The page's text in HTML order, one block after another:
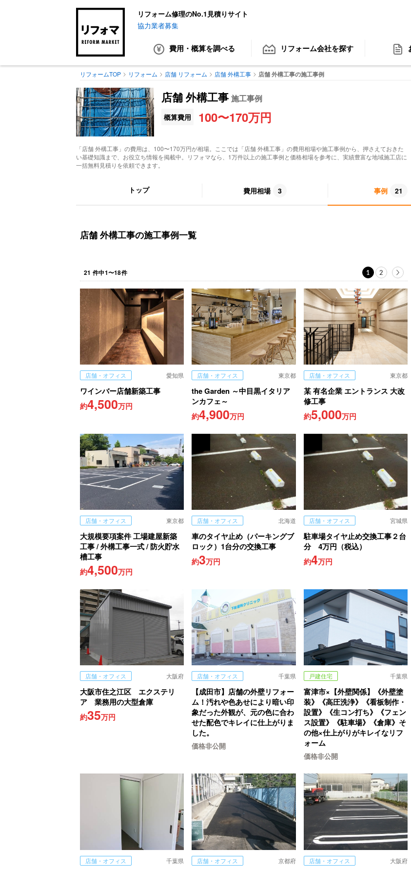
リフォーム修理のNo.1見積りサイト
協力業者募集
費用・概算を調べる リフォーム会社を探す
リフォームTOP リフォーム 店舗 リフォーム 店舗 外構工事 店舗 外構工事の施工事例
店舗 外構工事 施工事例
概算費用 100〜170万円
「店舗 外構工事 」の費用は、100〜170万円が相場。ここでは「店舗 外構工事 」の費用相場や施工事例から、押さえておきた
い基礎知識まで、お役立ち情報を掲載中。リフォマなら、1万件以上の施工事例と価格相場を参考に、実績豊富な地域施工店に
一括無料見積りを依頼できます。
トップ 費用相場 3 事例 21
店舗 外構工事の施工事例一覧
21 件中1〜18件 1 2
店舗・オフィス 愛知県
ワインバー店舗新築工事
約4,500万円
店舗・オフィス 東京都
the Garden ～中目黒イタリア
ンカフェ～
約4,900万円
店舗・オフィス 東京都
某 有名企業 エントランス 大改
修工事
約5,000万円
店舗・オフィス 東京都
大規模要項案件 工場建屋新築
工事 / 外構工事一式 / 防火貯水
槽工事
約4,500万円
店舗・オフィス 北海道
車のタイヤ止め（パーキングブ
ロック）1台分の交換工事
約3万円
店舗・オフィス 宮城県
駐車場タイヤ止め交換工事２台
分 4万円（税込）
約4万円
店舗・オフィス 大阪府
大阪市住之江区 エクステリ
ア 業務用の大型倉庫
約35万円
店舗・オフィス 千葉県
【成田市】店舗の外壁リフォー
ム！汚れや色あせにより暗い印
象だった外観が、元の色に合わ
せた配色でキレイに仕上がりま
した。
価格非公開
戸建住宅 千葉県
富津市×【外壁関係】《外壁塗
装》《高圧洗浄》《看板制作・
設置》《生コン打ち》《フェン
ス設置》《駐車場》《倉庫》そ
の他×仕上がりがキレイなリフ
ォーム
価格非公開
店舗・オフィス 千葉県 店舗・オフィス 京都府 店舗・オフィス 大阪府